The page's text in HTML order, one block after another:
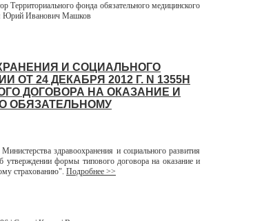
Территориального фонда обязательного медицинского
Юрий Иванович Машков
И СОЦИАЛЬНОГО
24 ДЕКАБРЯ 2012 Г. N 1355Н
ДОГОВОРА НА ОКАЗАНИЕ И
ОБЯЗАТЕЛЬНОМУ
здравоохранения и социального развития
формы типового договора на оказание и
страхованию". Подробнее >>